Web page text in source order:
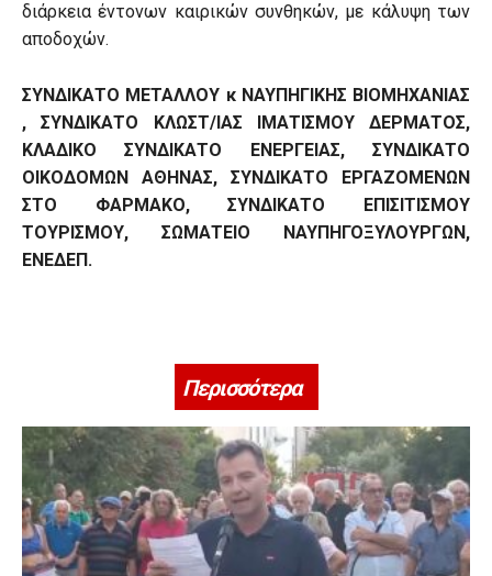
διάρκεια έντονων καιρικών συνθηκών, με κάλυψη των
αποδοχών.
ΣΥΝΔΙΚΑΤΟ ΜΕΤΑΛΛΟΥ κ ΝΑΥΠΗΓΙΚΗΣ ΒΙΟΜΗΧΑΝΙΑΣ
, ΣΥΝΔΙΚΑΤΟ ΚΛΩΣΤ/ΙΑΣ ΙΜΑΤΙΣΜΟΥ ΔΕΡΜΑΤΟΣ,
ΚΛΑΔΙΚΟ ΣΥΝΔΙΚΑΤΟ ΕΝΕΡΓΕΙΑΣ, ΣΥΝΔΙΚΑΤΟ
ΟΙΚΟΔΟΜΩΝ ΑΘΗΝΑΣ, ΣΥΝΔΙΚΑΤΟ ΕΡΓΑΖΟΜΕΝΩΝ
ΣΤΟ ΦΑΡΜΑΚΟ, ΣΥΝΔΙΚΑΤΟ ΕΠΙΣΙΤΙΣΜΟΥ
ΤΟΥΡΙΣΜΟΥ, ΣΩΜΑΤΕΙΟ ΝΑΥΠΗΓΟΞΥΛΟΥΡΓΩΝ,
ΕΝΕΔΕΠ.
Περισσότερα